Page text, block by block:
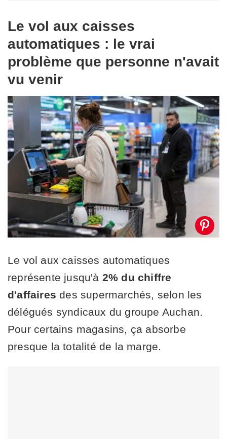
Le vol aux caisses
automatiques : le vrai
problème que personne n'avait
vu venir
Le vol aux caisses automatiques
représente jusqu'à 2% du chiffre
d'affaires des supermarchés, selon les
délégués syndicaux du groupe Auchan.
Pour certains magasins, ça absorbe
presque la totalité de la marge.